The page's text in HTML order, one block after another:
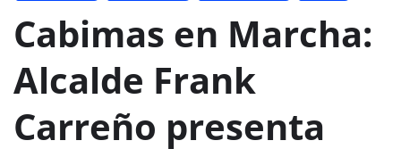
Cabimas en Marcha:
Alcalde Frank
Carreño presenta